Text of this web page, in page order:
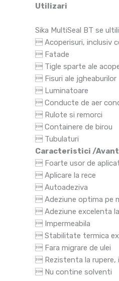
Utilizari
Sika MultiSeal BT se
 Acoperisuri, inclusiv
 Fatade
 Tigle sparte ale
 Fisuri ale jgheaburilor
 Luminatoare
 Conducte de aer
 Rulote si remorci
 Containere de birou
 Tubulaturi
Caracteristici /
 Foarte usor de
 Aplicare la rece
 Autoadeziva
 Adeziune optima pe
 Adeziune excelenta
 Impermeabila
 Stabilitate termica
 Fara migrare de ulei
 Rezistenta la rupere,
 Nu contine solventi